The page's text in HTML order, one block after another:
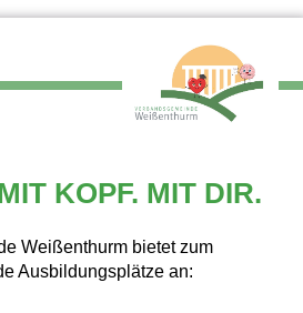
KOPF. MIT DIR.
Weißenthurm bietet zum
Ausbildungsplätze an: